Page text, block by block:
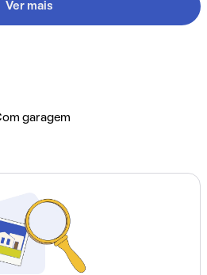
Ver mais
garagem